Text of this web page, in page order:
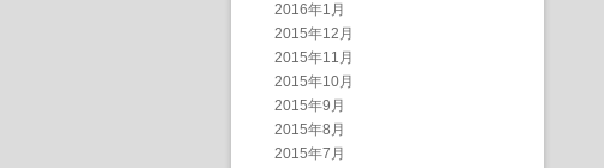
2016年1月
2015年12月
2015年11月
2015年10月
2015年9月
2015年8月
2015年7月